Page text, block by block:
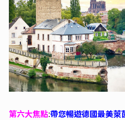
第六大焦點:帶您暢遊德國最美萊